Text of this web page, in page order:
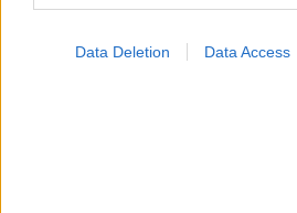
Data Deletion Data Access